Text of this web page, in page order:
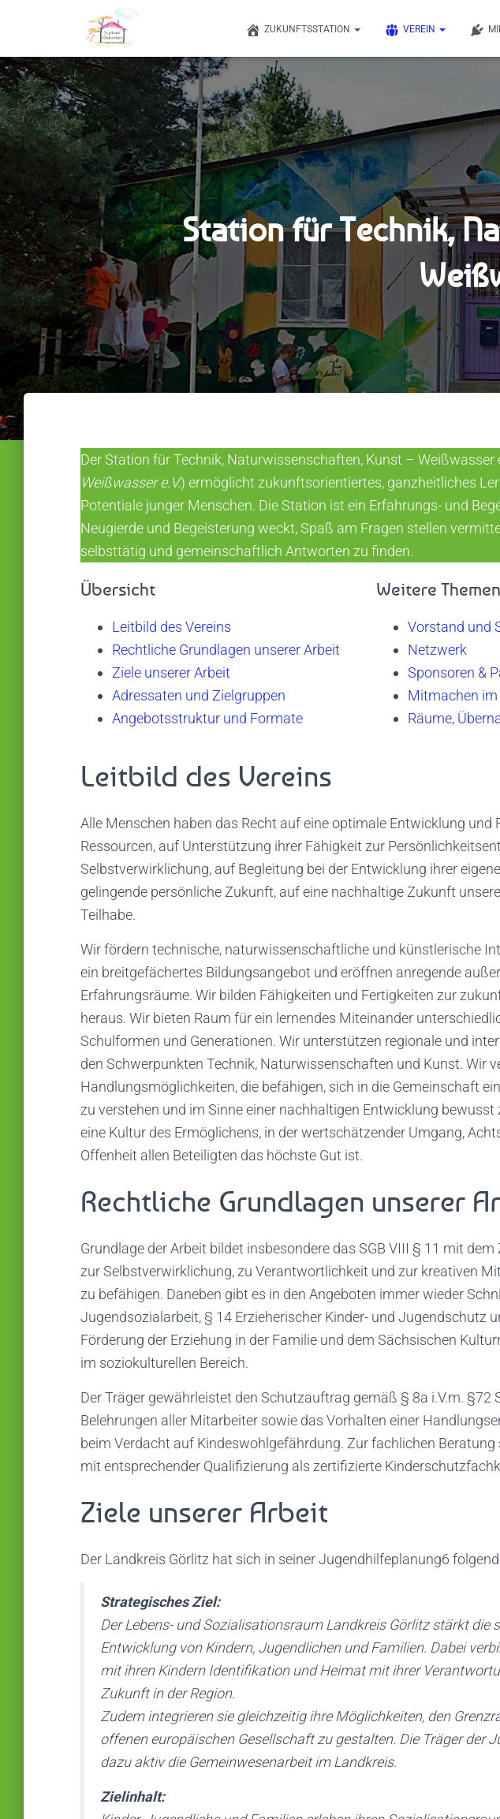
ZUKUNFTSSTATION VEREIN
Station für Technik,
Der Station für Technik, Naturwissenschaften, Kunst – Weißwasser
Weißwasser e.V.) ermöglicht zukunftsorientiertes, ganzheitliches
Potentiale junger Menschen. Die Station ist ein Erfahrungs- und
Neugierde und Begeisterung weckt, Spaß am Fragen stellen
selbsttätig und gemeinschaftlich Antworten zu finden.
Übersicht
Leitbild des Vereins
Rechtliche Grundlagen unserer Arbeit
Ziele unserer Arbeit
Adressaten und Zielgruppen
Angebotsstruktur und Formate
Weitere Themen
Vorstand und
Netzwerk
Sponsoren &
Mitmachen im
Räume,
Leitbild des Vereins
Alle Menschen haben das Recht auf eine optimale Entwicklung und
Ressourcen, auf Unterstützung ihrer Fähigkeit zur
Selbstverwirklichung, auf Begleitung bei der Entwicklung ihrer
gelingende persönliche Zukunft, auf eine nachhaltige Zukunft
Teilhabe.
Wir fördern technische, naturwissenschaftliche und künstlerische
ein breitgefächertes Bildungsangebot und eröffnen anregende
Erfahrungsräume. Wir bilden Fähigkeiten und Fertigkeiten zur
heraus. Wir bieten Raum für ein lernendes Miteinander
Schulformen und Generationen. Wir unterstützen regionale und
den Schwerpunkten Technik, Naturwissenschaften und Kunst. Wir
Handlungsmöglichkeiten, die befähigen, sich in die Gemeinschaft
zu verstehen und im Sinne einer nachhaltigen Entwicklung bewusst
eine Kultur des Ermöglichens, in der wertschätzender Umgang,
Offenheit allen Beteiligten das höchste Gut ist.
Rechtliche Grundlagen unserer
Grundlage der Arbeit bildet insbesondere das SGB VIII § 11 mit
zur Selbstverwirklichung, zu Verantwortlichkeit und zur kreativen
zu befähigen. Daneben gibt es in den Angeboten immer wieder
Jugendsozialarbeit, § 14 Erzieherischer Kinder- und Jugendschutz
Förderung der Erziehung in der Familie und dem Sächsischen
im soziokulturellen Bereich.
Der Träger gewährleistet den Schutzauftrag gemäß § 8a i.V.m. §72
Belehrungen aller Mitarbeiter sowie das Vorhalten einer
beim Verdacht auf Kindeswohlgefährdung. Zur fachlichen
mit entsprechender Qualifizierung als zertifizierte
Ziele unserer Arbeit
Der Landkreis Görlitz hat sich in seiner Jugendhilfeplanung6
Strategisches Ziel:
Der Lebens- und Sozialisationsraum Landkreis Görlitz stärkt die
Entwicklung von Kindern, Jugendlichen und Familien. Dabei
mit ihren Kindern Identifikation und Heimat mit ihrer
Zukunft in der Region.
Zudem integrieren sie gleichzeitig ihre Möglichkeiten, den
offenen europäischen Gesellschaft zu gestalten. Die Träger der
dazu aktiv die Gemeinwesenarbeit im Landkreis.
Zielinhalt: